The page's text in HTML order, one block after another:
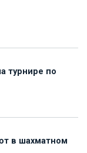
турнире по
в шахматном